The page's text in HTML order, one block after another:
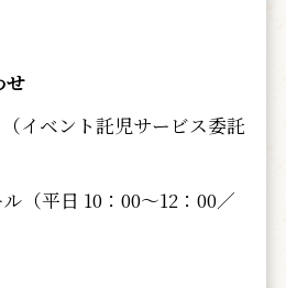
せ
（イベント託児サービス委託
（平日 10：00～12：00／